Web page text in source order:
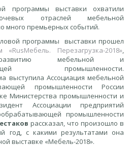
программы выставки охватили
отраслей мебельной
много премьерных событий.
программы выставки прошел
«RusМебель. Перезагрузка-2018»,
мебельной и
промышленности.
выступила Ассоциация мебельной
промышленности России
Министерства промышленности и
Ассоциации предприятий
промышленности
рассказал, что произошло в
год, с какими результатами она
выставке «Мебель-2018».